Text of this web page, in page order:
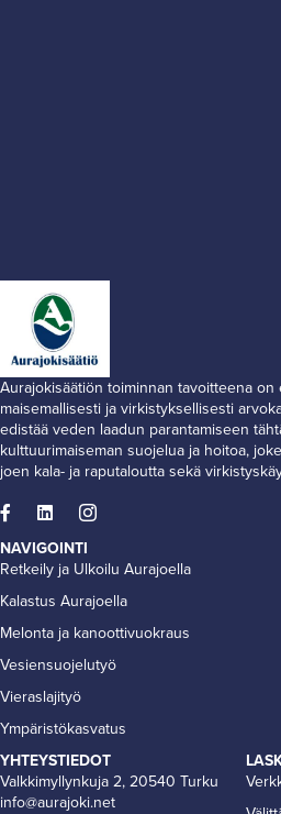
Aurajokisäätiön toiminnan tavoitteena
maisemallisesti ja virkistyksellisesti
edistää veden laadun parantamiseen
kulttuurimaiseman suojelua ja hoitoa,
joen kala- ja raputaloutta sekä
NAVIGOINTI
Retkeily ja Ulkoilu Aurajoella
Kalastus Aurajoella
Melonta ja kanoottivuokraus
Vesiensuojelutyö
Vieraslajityö
Ympäristökasvatus
YHTEYSTIEDOT
Valkkimyllynkuja 2, 20540 Turku
info@aurajoki.net